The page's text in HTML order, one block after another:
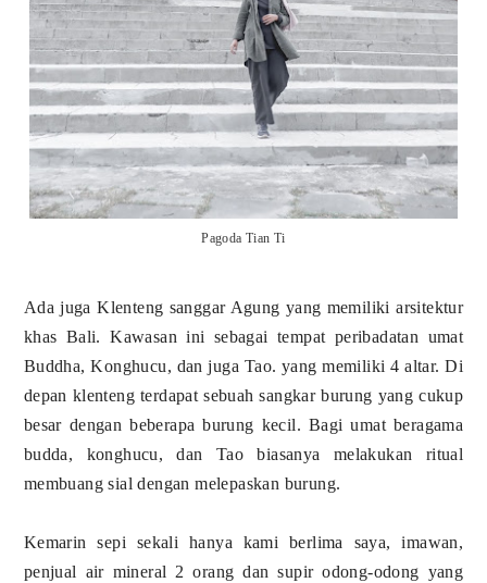
Pagoda Tian Ti
Ada juga Klenteng sanggar Agung yang memiliki arsitektur
khas Bali. Kawasan ini sebagai tempat peribadatan umat
Buddha, Konghucu, dan juga Tao. yang memiliki 4 altar. Di
depan klenteng terdapat sebuah sangkar burung yang cukup
besar dengan beberapa burung kecil. Bagi umat beragama
budda, konghucu, dan Tao biasanya melakukan ritual
membuang sial dengan melepaskan burung.
Kemarin sepi sekali hanya kami berlima saya, imawan,
penjual air mineral 2 orang dan supir odong-odong yang